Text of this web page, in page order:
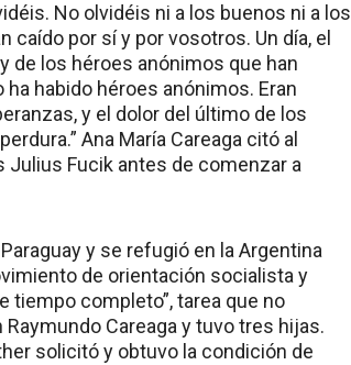
No olvidéis ni a los buenos ni a los
por sí y por vosotros. Un día, el
de los héroes anónimos que han
habido héroes anónimos. Eran
y el dolor del último de los
Ana María Careaga citó al
Fucik antes de comenzar a
y se refugió en la Argentina
de orientación socialista y
tiempo completo”, tarea que no
Careaga y tuvo tres hijas.
solicitó y obtuvo la condición de